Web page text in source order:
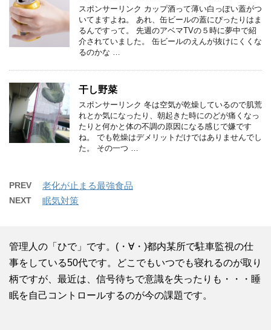
スポンサーリンク カップ酒って薄い白っぽい蓋がつ
いてますよね。 あれ、缶ビールの蓋にぴったりはま
るんですって。 先週のアベマTVの５時に夢中で紹
介されていました。 缶ビールのえんが抜けにくくな
るのかな …
干し野菜
スポンサーリンク 冬は空気が乾燥しているので肌荒
れとか気になったり、朝起きた時にのどが痛くなっ
たりと何かと体の不調の原因になる感じで嫌です
ね。 でも乾燥はデメリットだけではありませんでし
た。 その一つ …
PREV 老化が止まる最強食品
NEXT 眠気対策
管理人の「ひで」です。(・∀・)都内某所で駐車監視の仕
事をしている50代です。どこでもいつでも寝れるのが取り
柄ですが、最近は、信号待ちで意識を失ったりも・・・睡
眠を自己コントロールするのが今の課題です。